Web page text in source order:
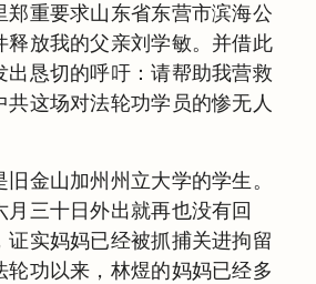
郑重要求山东省东营市滨海公
释放我的父亲刘学敏。并借此
出恳切的呼吁：请帮助我营救
共这场对法轮功学员的惨无人
金山加州州立大学的学生。
月三十日外出就再也没有回
证实妈妈已经被抓捕关进拘留
轮功以来，林煜的妈妈已经多